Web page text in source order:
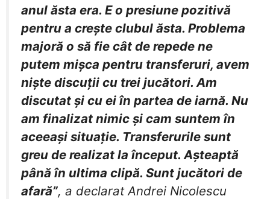
anul ăsta era. E o presiune pozitivă
pentru a creşte clubul ăsta. Problema
majoră o să fie cât de repede ne
putem mişca pentru transferuri, avem
nişte discuţii cu trei jucători. Am
discutat şi cu ei în partea de iarnă. Nu
am finalizat nimic şi cam suntem în
aceeaşi situaţie. Transferurile sunt
greu de realizat la început. Aşteaptă
până în ultima clipă. Sunt jucători de
afară”, a declarat Andrei Nicolescu